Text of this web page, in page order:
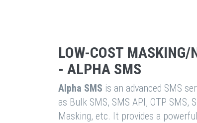
LOW-COST
- ALPHA SMS
Alpha SMS is an advanced SMS
as Bulk SMS, SMS API, OTP SMS,
Masking, etc. It provides a